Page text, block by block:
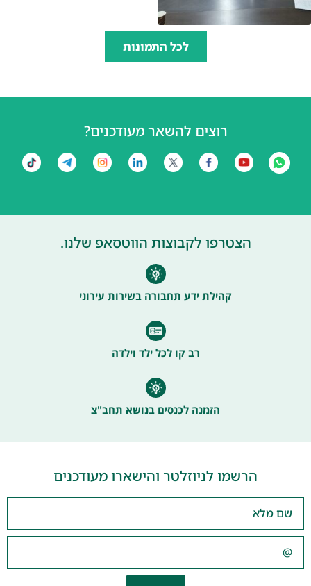
לכל התמונות
רוצים להשאר מעודכנים?
הצטרפו לקבוצות הווטסאפ שלנו.
קהילת ידע תחבורה בשירות עירוני
רב קו לכל ילד וילדה
הזמנה לכנסים בנושא תחב"צ
הרשמו לניוזלטר והישארו מעודכנים